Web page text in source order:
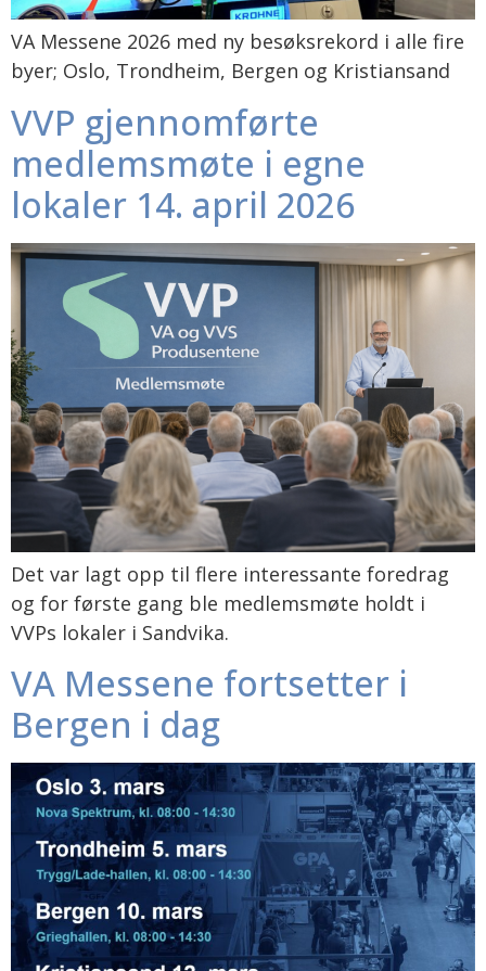
VA Messene 2026 med ny besøksrekord i alle fire
byer; Oslo, Trondheim, Bergen og Kristiansand
VVP gjennomførte
medlemsmøte i egne
lokaler 14. april 2026
Det var lagt opp til flere interessante foredrag
og for første gang ble medlemsmøte holdt i
VVPs lokaler i Sandvika.
VA Messene fortsetter i
Bergen i dag